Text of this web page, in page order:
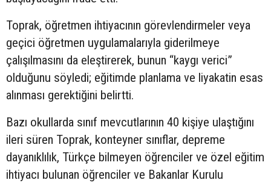
Toprak, öğretmen ihtiyacının görevlendirmeler veya
geçici öğretmen uygulamalarıyla giderilmeye
çalışılmasını da eleştirerek, bunun “kaygı verici”
olduğunu söyledi; eğitimde planlama ve liyakatin esas
alınması gerektiğini belirtti.
Bazı okullarda sınıf mevcutlarının 40 kişiye ulaştığını
ileri süren Toprak, konteyner sınıflar, depreme
dayanıklılık, Türkçe bilmeyen öğrenciler ve özel eğitim
ihtiyacı bulunan öğrenciler ve Bakanlar Kurulu